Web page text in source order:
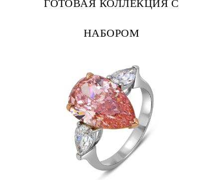
ГОТОВАЯ КОЛЛЕКЦИЯ С
НАБОРОМ